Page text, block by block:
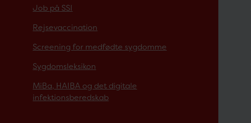
Job på SSI
Rejsevaccination
Screening for medfødte sygdomme
Sygdomsleksikon
MiBa, HAIBA og det digitale
infektionsberedskab